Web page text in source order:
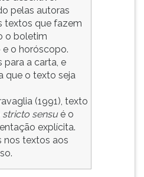
pelas autoras
textos que fazem
o boletim
o horóscopo.
para a carta, e
que o texto seja
(1991), texto
stricto sensué o
explícita.
nos textos aos